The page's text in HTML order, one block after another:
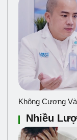
Không Cương
Nhiều